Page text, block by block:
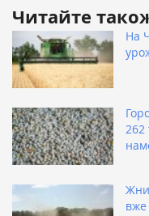
Читайте
На
262
вже